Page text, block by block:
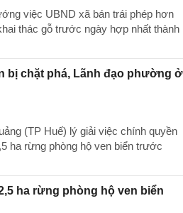
việc UBND xã bán trái phép hơn
thác gỗ trước ngày hợp nhất thành
bị chặt phá, Lãnh đạo phường ở
(TP Huế) lý giải việc chính quyền
ha rừng phòng hộ ven biển trước
ha rừng phòng hộ ven biển